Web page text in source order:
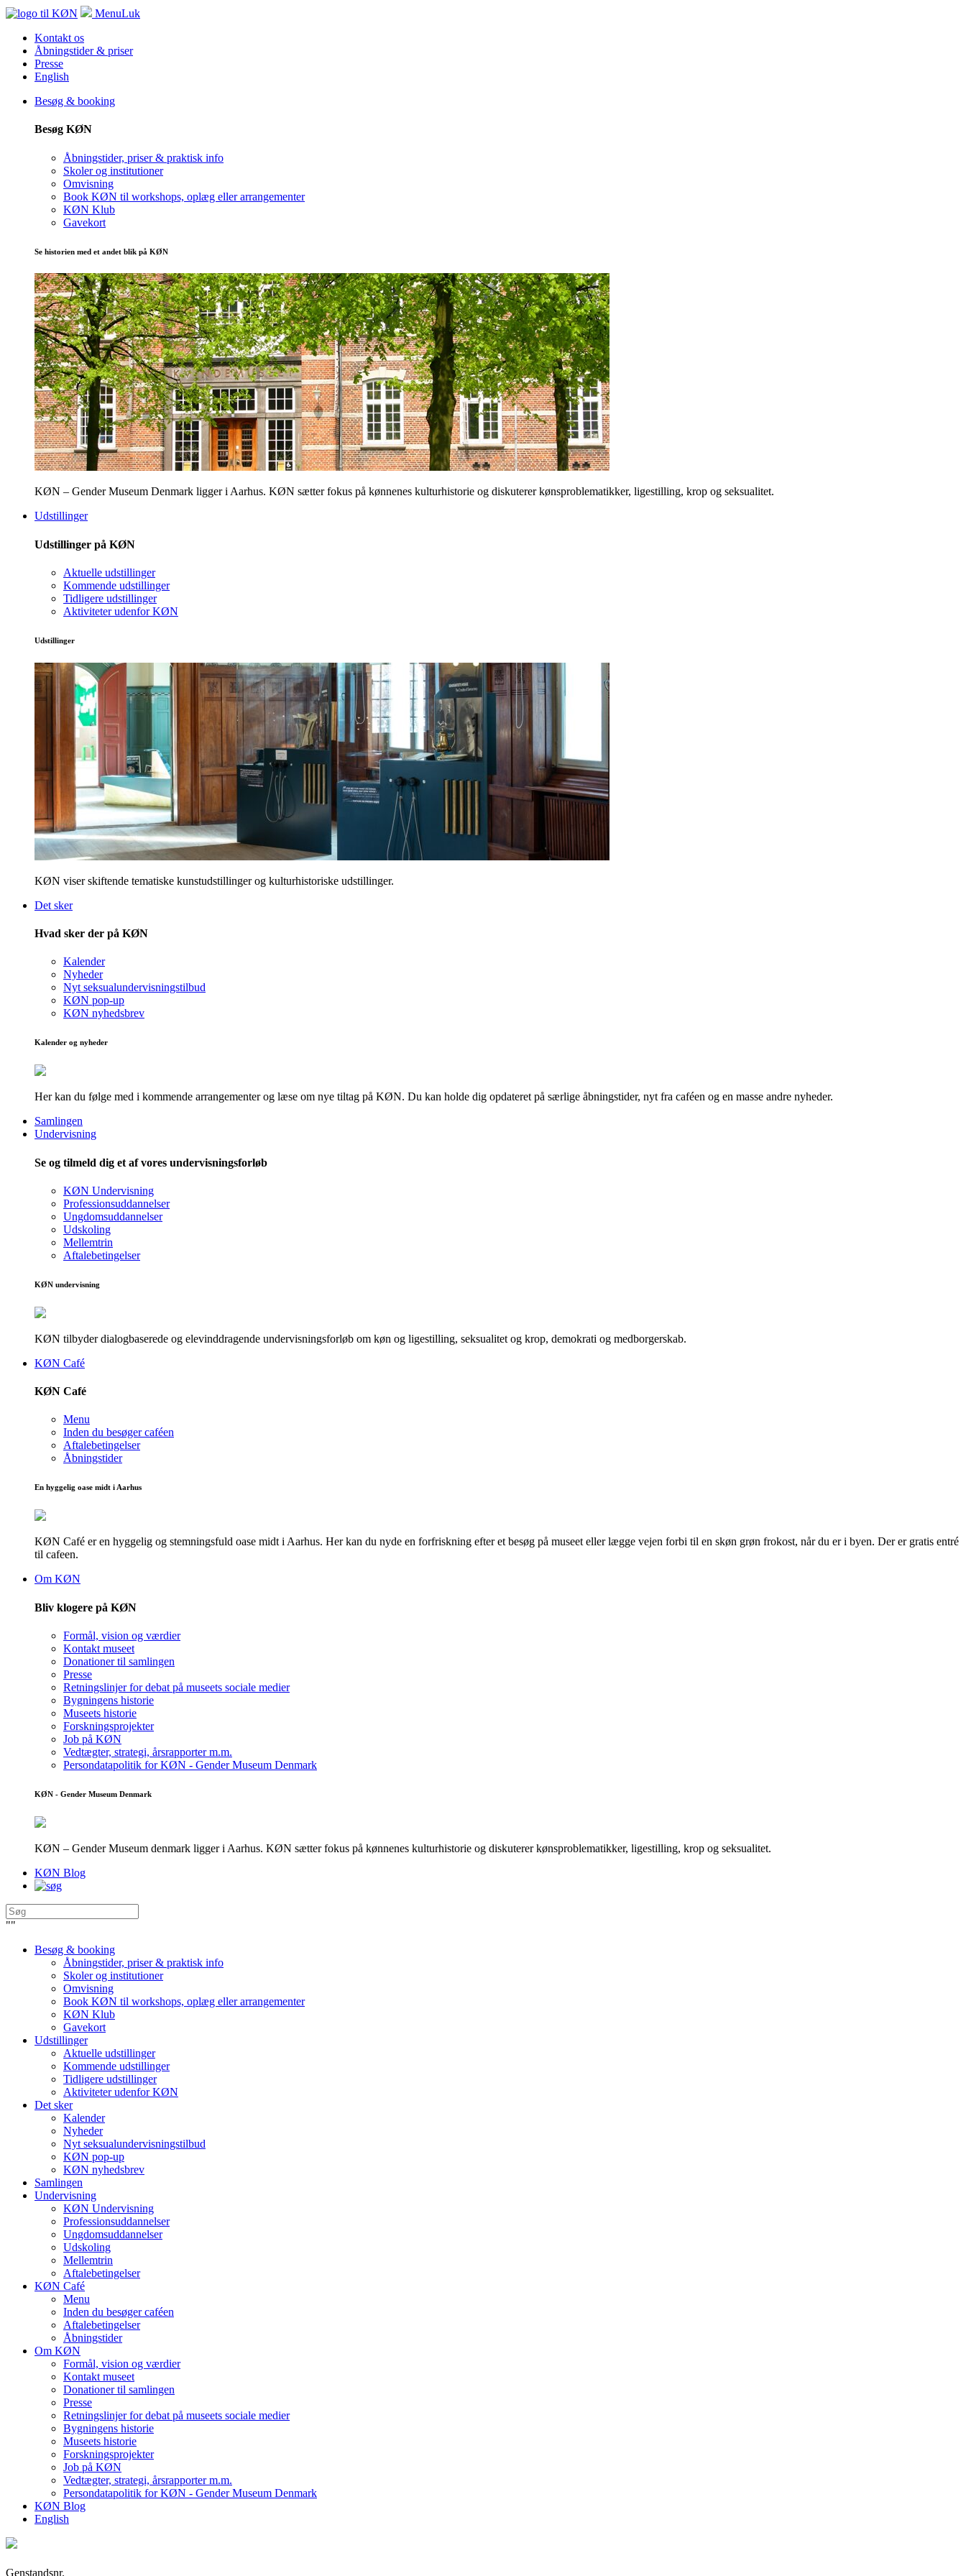
MenuLuk
Kontakt os
Åbningstider & priser
Presse
English
Besøg & booking
Besøg KØN
Åbningstider, priser & praktisk info
Skoler og institutioner
Omvisning
Book KØN til workshops, oplæg eller arrangementer
KØN Klub
Gavekort
Se historien med et andet blik på KØN
KØN – Gender Museum Denmark ligger i Aarhus. KØN sætter fokus på kønnenes kulturhistorie og diskuterer kønsproblematikker, ligestilling, krop og seksualitet.
Udstillinger
Udstillinger på KØN
Aktuelle udstillinger
Kommende udstillinger
Tidligere udstillinger
Aktiviteter udenfor KØN
Udstillinger
KØN viser skiftende tematiske kunstudstillinger og kulturhistoriske udstillinger.
Det sker
Hvad sker der på KØN
Kalender
Nyheder
Nyt seksualundervisningstilbud
KØN pop-up
KØN nyhedsbrev
Kalender og nyheder
Her kan du følge med i kommende arrangementer og læse om nye tiltag på KØN. Du kan holde dig opdateret på særlige åbningstider, nyt fra caféen og en masse andre nyheder.
Samlingen
Undervisning
Se og tilmeld dig et af vores undervisningsforløb
KØN Undervisning
Professionsuddannelser
Ungdomsuddannelser
Udskoling
Mellemtrin
Aftalebetingelser
KØN undervisning
KØN tilbyder dialogbaserede og elevinddragende undervisningsforløb om køn og ligestilling, seksualitet og krop, demokrati og medborgerskab.
KØN Café
KØN Café
Menu
Inden du besøger caféen
Aftalebetingelser
Åbningstider
En hyggelig oase midt i Aarhus
KØN Café er en hyggelig og stemningsfuld oase midt i Aarhus. Her kan du nyde en forfriskning efter et besøg på museet eller lægge vejen forbi til en skøn grøn frokost, når du er i byen. Der er gratis entré
til cafeen.
Om KØN
Bliv klogere på KØN
Formål, vision og værdier
Kontakt museet
Donationer til samlingen
Presse
Retningslinjer for debat på museets sociale medier
Bygningens historie
Museets historie
Forskningsprojekter
Job på KØN
Vedtægter, strategi, årsrapporter m.m.
Persondatapolitik for KØN - Gender Museum Denmark
KØN - Gender Museum Denmark
KØN – Gender Museum denmark ligger i Aarhus. KØN sætter fokus på kønnenes kulturhistorie og diskuterer kønsproblematikker, ligestilling, krop og seksualitet.
KØN Blog
""
Besøg & booking
Åbningstider, priser & praktisk info
Skoler og institutioner
Omvisning
Book KØN til workshops, oplæg eller arrangementer
KØN Klub
Gavekort
Udstillinger
Aktuelle udstillinger
Kommende udstillinger
Tidligere udstillinger
Aktiviteter udenfor KØN
Det sker
Kalender
Nyheder
Nyt seksualundervisningstilbud
KØN pop-up
KØN nyhedsbrev
Samlingen
Undervisning
KØN Undervisning
Professionsuddannelser
Ungdomsuddannelser
Udskoling
Mellemtrin
Aftalebetingelser
KØN Café
Menu
Inden du besøger caféen
Aftalebetingelser
Åbningstider
Om KØN
Formål, vision og værdier
Kontakt museet
Donationer til samlingen
Presse
Retningslinjer for debat på museets sociale medier
Bygningens historie
Museets historie
Forskningsprojekter
Job på KØN
Vedtægter, strategi, årsrapporter m.m.
Persondatapolitik for KØN - Gender Museum Denmark
KØN Blog
English
Genstandsnr.